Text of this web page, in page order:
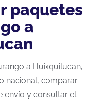
paquetes
a
a Huixquilucan,
nacional, comparar
envío y consultar el